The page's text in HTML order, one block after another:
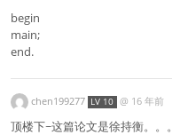
begin
main;
end.
chen199277 LV 10 @ 16 年前
顶楼下~这篇论文是徐持衡。。。